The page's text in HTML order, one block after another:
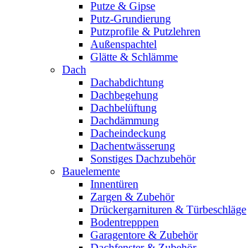
Putze & Gipse
Putz-Grundierung
Putzprofile & Putzlehren
Außenspachtel
Glätte & Schlämme
Dach
Dachabdichtung
Dachbegehung
Dachbelüftung
Dachdämmung
Dacheindeckung
Dachentwässerung
Sonstiges Dachzubehör
Bauelemente
Innentüren
Zargen & Zubehör
Drückergarnituren & Türbeschläge
Bodentrepppen
Garagentore & Zubehör